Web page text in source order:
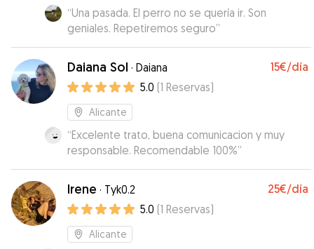
“Una pasada. El perro no se quería ir. Son
geniales. Repetiremos seguro”
Daiana Sol · Daiana 15€/día
5.0 (1 Reservas)
Alicante
“Excelente trato, buena comunicacion y muy
responsable. Recomendable 100%”
Irene · Tyk0.2 25€/día
5.0 (1 Reservas)
Alicante